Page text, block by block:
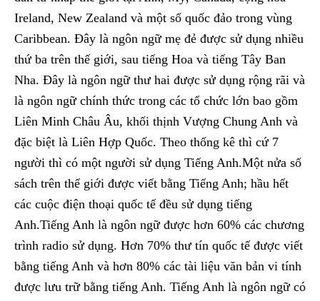
Ireland, New Zealand và một số quốc đảo trong vùng
Caribbean. Đây là ngôn ngữ mẹ đẻ được sử dụng nhiều
thứ ba trên thế giới, sau tiếng Hoa và tiếng Tây Ban
Nha. Đây là ngôn ngữ thư hai được sử dụng rộng rãi và
là ngôn ngữ chính thức trong các tổ chức lớn bao gồm
Liên Minh Châu Âu, khối thịnh Vượng Chung Anh và
đặc biệt là Liên Hợp Quốc. Theo thống kê thì cứ 7
người thì có một người sử dụng Tiếng Anh.Một nửa số
sách trên thế giới được viết bằng Tiếng Anh; hầu hết
các cuộc điện thoại quốc tế đều sử dụng tiếng
Anh.Tiếng Anh là ngôn ngữ được hơn 60% các chương
trình radio sử dụng. Hơn 70% thư tín quốc tế được viết
bằng tiếng Anh và hơn 80% các tài liệu văn bản vi tính
được lưu trữ bằng tiếng Anh. Tiếng Anh là ngôn ngữ có